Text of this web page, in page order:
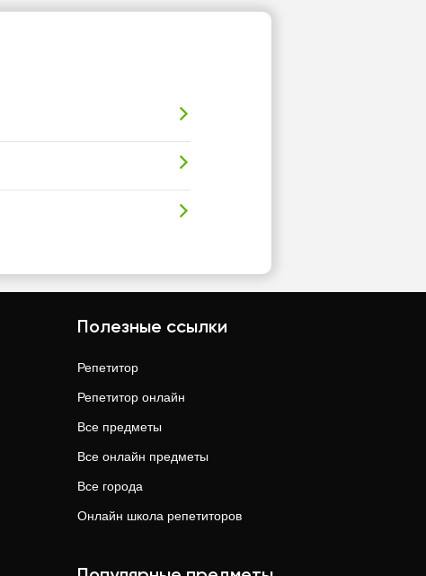
Полезные ссылки
Репетитор
Репетитор онлайн
Все предметы
Все онлайн предметы
Все города
Онлайн школа репетиторов